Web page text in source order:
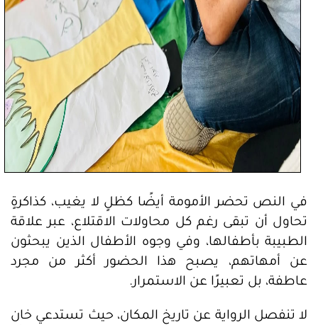
في النص تحضر الأمومة أيضًا كظلٍ لا يغيب، كذاكرةٍ
تحاول أن تبقى رغم كل محاولات الاقتلاع، عبر علاقة
الطبيبة بأطفالها، وفي وجوه الأطفال الذين يبحثون
عن أمهاتهم، يصبح هذا الحضور أكثر من مجرد
عاطفة، بل تعبيرًا عن الاستمرار.
لا تنفصل الرواية عن تاريخ المكان، حيث تستدعي خان